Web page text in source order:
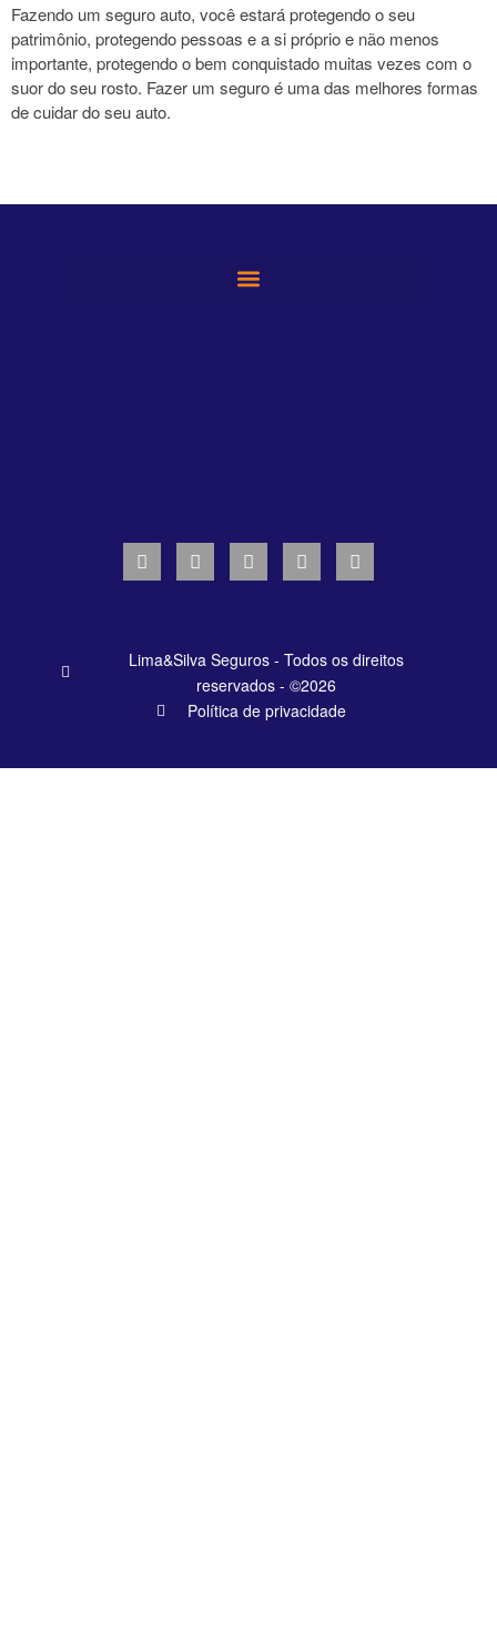
Fazendo um seguro auto, você estará protegendo o seu
patrimônio, protegendo pessoas e a si próprio e não menos
importante, protegendo o bem conquistado muitas vezes com o
suor do seu rosto. Fazer um seguro é uma das melhores formas
de cuidar do seu auto.
Lima&Silva Seguros - Todos os direitos
reservados - ©2026
Política de privacidade